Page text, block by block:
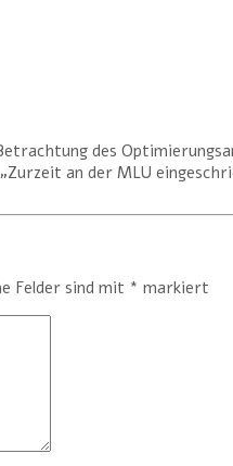
des
an der MLU
Felder sind mit * markiert